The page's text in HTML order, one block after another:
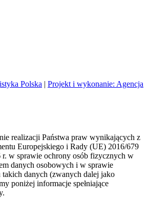
Polska
Projekt i wykonanie: Agencja
realizacji Państwa praw wynikających z
Europejskiego i Rady (UE) 2016/679
w sprawie ochrony osób fizycznych w
danych osobowych i w sprawie
takich danych (zwanych dalej jako
poniżej informacje spełniające